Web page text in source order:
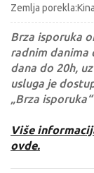
Zemlja porekla:Kina
Brza isporuka
radnim danima
dana do 20h,
usluga je
„Brza
Više
ovde.